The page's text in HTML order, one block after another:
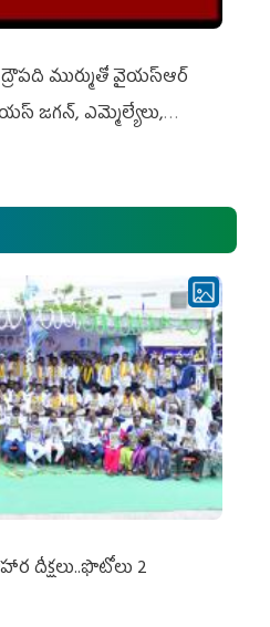
ద్రౌప‌ది ముర్ముతో వైయ‌స్ఆర్
జ‌గ‌న్, ఎమ్మెల్యేలు,
దీక్షలు..ఫొటోలు 2